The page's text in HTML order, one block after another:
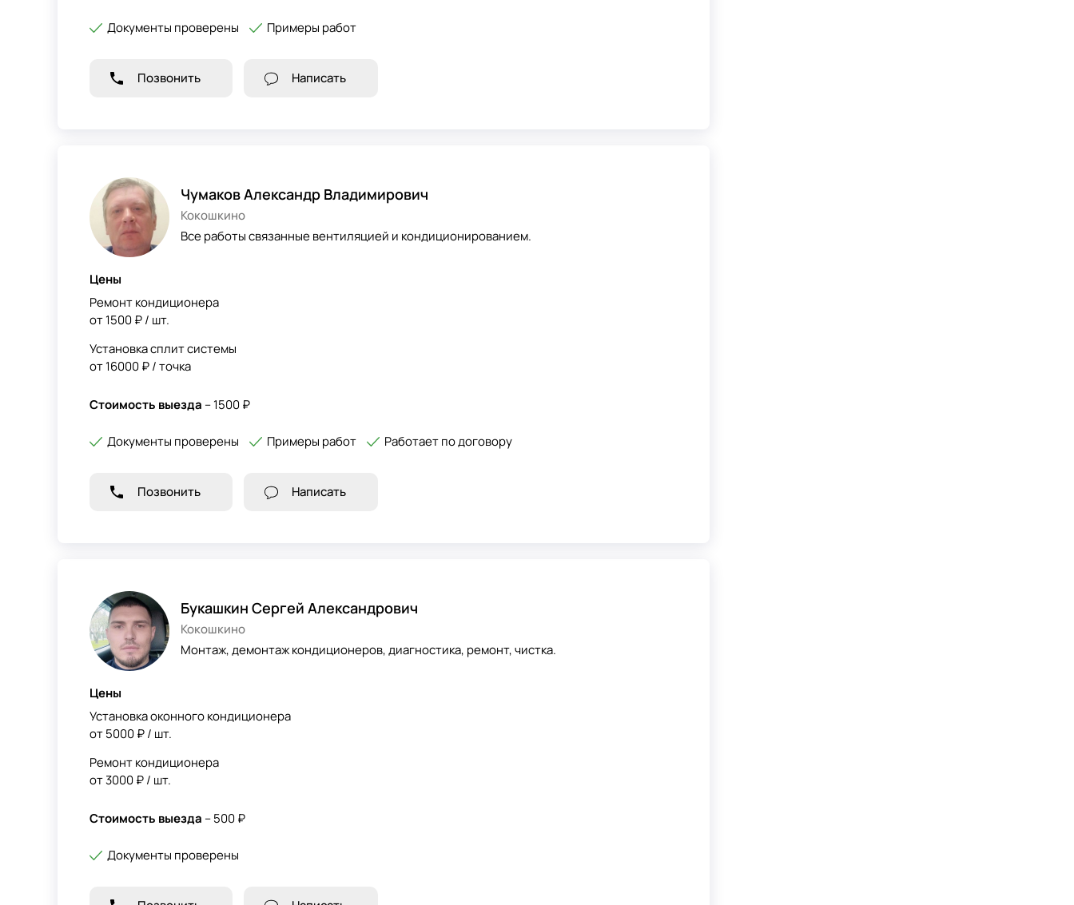
Документы проверены Примеры работ
Позвонить Написать
Чумаков Александр Владимирович
Кокошкино
Все работы связанные вентиляцией и кондиционированием.
Цены
Ремонт кондиционера
от 1500 ₽ / шт.
Установка сплит системы
от 16000 ₽ / точка
Стоимость выезда – 1500 ₽
Документы проверены Примеры работ Работает по договору
Позвонить Написать
Букашкин Сергей Александрович
Кокошкино
Монтаж, демонтаж кондиционеров, диагностика, ремонт, чистка.
Цены
Установка оконного кондиционера
от 5000 ₽ / шт.
Ремонт кондиционера
от 3000 ₽ / шт.
Стоимость выезда – 500 ₽
Документы проверены